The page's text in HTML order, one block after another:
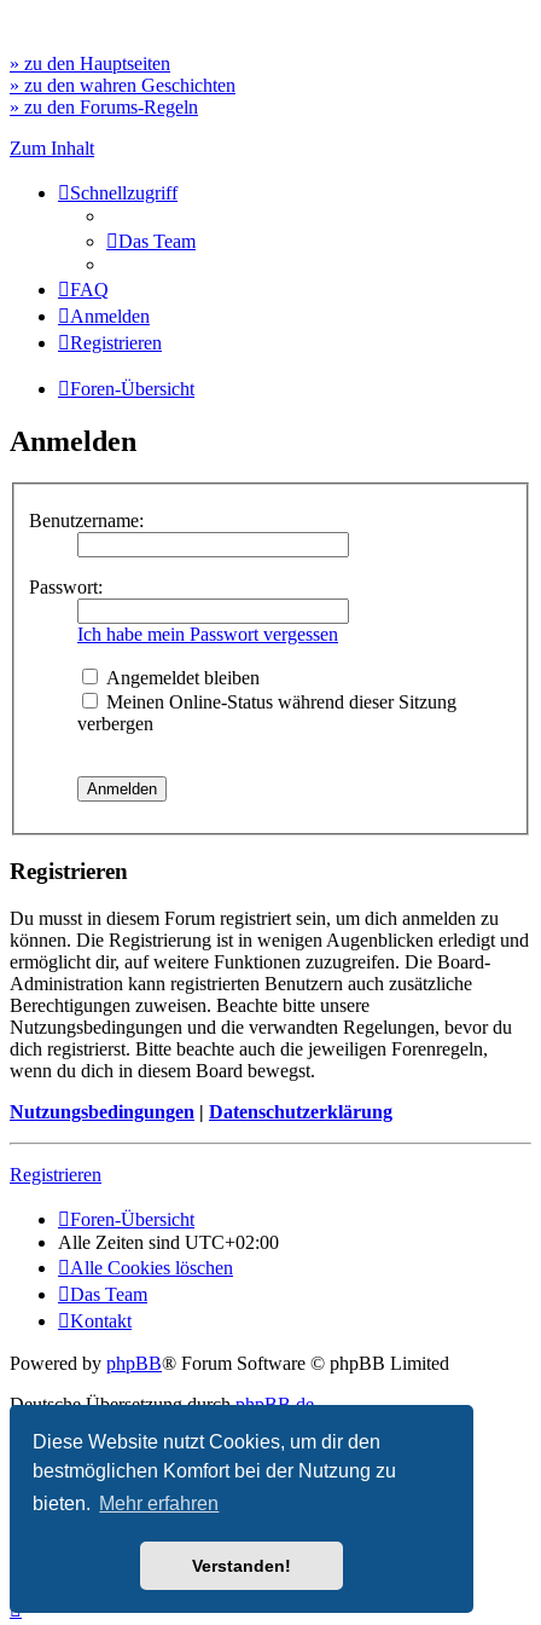
Diese Website nutzt Cookies, um dir den
bestmöglichen Komfort bei der Nutzung zu
bieten. Mehr erfahren
Verstanden!
» zu den Hauptseiten
» zu den wahren Geschichten
» zu den Forums-Regeln
Zum Inhalt
Schnellzugriff
Das Team
FAQ
Anmelden
Registrieren
Foren-Übersicht
Anmelden
Benutzername:
Passwort:
Ich habe mein Passwort vergessen
Angemeldet bleiben
Meinen Online-Status während dieser Sitzung
verbergen
Registrieren
Du musst in diesem Forum registriert sein, um dich anmelden zu
können. Die Registrierung ist in wenigen Augenblicken erledigt und
ermöglicht dir, auf weitere Funktionen zuzugreifen. Die Board-
Administration kann registrierten Benutzern auch zusätzliche
Berechtigungen zuweisen. Beachte bitte unsere
Nutzungsbedingungen und die verwandten Regelungen, bevor du
dich registrierst. Bitte beachte auch die jeweiligen Forenregeln,
wenn du dich in diesem Board bewegst.
Nutzungsbedingungen | Datenschutzerklärung
Registrieren
Foren-Übersicht
Alle Zeiten sind UTC+02:00
Alle Cookies löschen
Das Team
Kontakt
Powered by phpBB® Forum Software © phpBB Limited
Deutsche Übersetzung durchphpBB.de
Datenschutz |Nutzungsbedingungen